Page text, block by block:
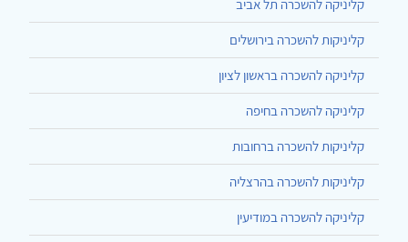
קליניקה להשכרה תל אביב
קליניקות להשכרה בירושלים
קליניקה להשכרה בראשון לציון
קליניקה להשכרה בחיפה
קליניקות להשכרה ברחובות
קליניקות להשכרה בהרצליה
קליניקה להשכרה במודיעין